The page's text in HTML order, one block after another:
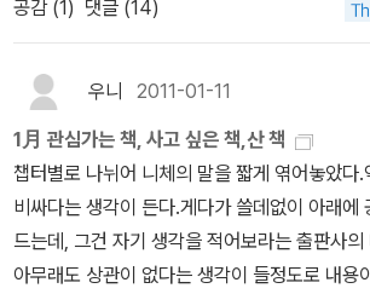
는 자신의 힘,노력이 뚜렷하게보여준 정말 감동
신지가 새로운 육상을 접하면서 자신을 이겨내
새로운것을 만들고한발한발 조금씩 그 일과
서 읽고싶은책입니다.....
공감 (1) 댓글 (14)
우니 2011-01-11
1月 관심가는 책, 사고 싶은 책,산 책
챕터별로 나뉘어 니체의 말을 짧게 엮어놓았다
비싸다는 생각이 든다.게다가 쓸데없이 아래에
드는데, 그건 자기 생각을 적어보라는 출판사
아무래도 상관이 없다는 생각이 들정도로 내용